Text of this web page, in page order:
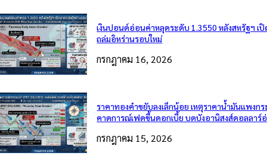
เงินปอนด์อ่อนค่าหลุดระดับ 1.3550 หลังสหรัฐฯ เ
ถล่มอิหร่านรอบใหม่
กรกฎาคม 16, 2026
ราคาทองคำขยับลงเล็กน้อย เหตุราคาน้ำมันแพงก
คาดการณ์เฟดขึ้นดอกเบี้ย บดบังอานิสงส์ดอลลาร์
กรกฎาคม 15, 2026